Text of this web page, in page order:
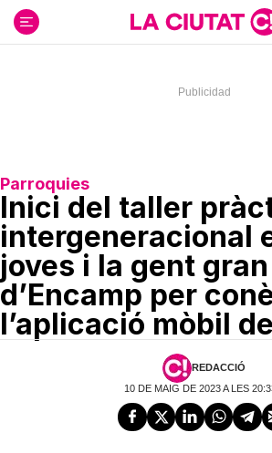
contenido
Parroquies
Inici del taller
intergeneracional
joves i la gent gran
d’Encamp per
l’aplicació mòbil
REDACCIÓ
10 DE MAIG DE 2023 A LES